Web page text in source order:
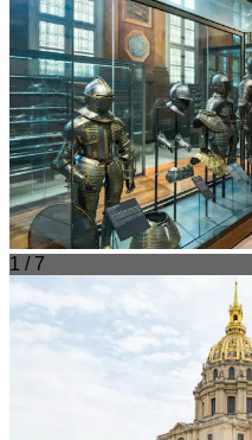
1 / 7